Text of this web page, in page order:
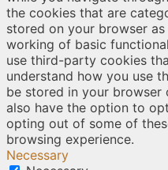
the cookies that are
stored on your browser
working of basic
use third-party cookies
understand how you use
be stored in your browser
also have the option to
opting out of some of
browsing experience.
Necessary